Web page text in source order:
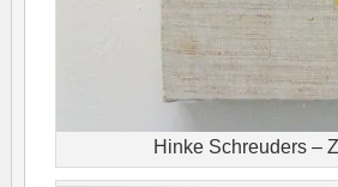
Hinke Schreuders –